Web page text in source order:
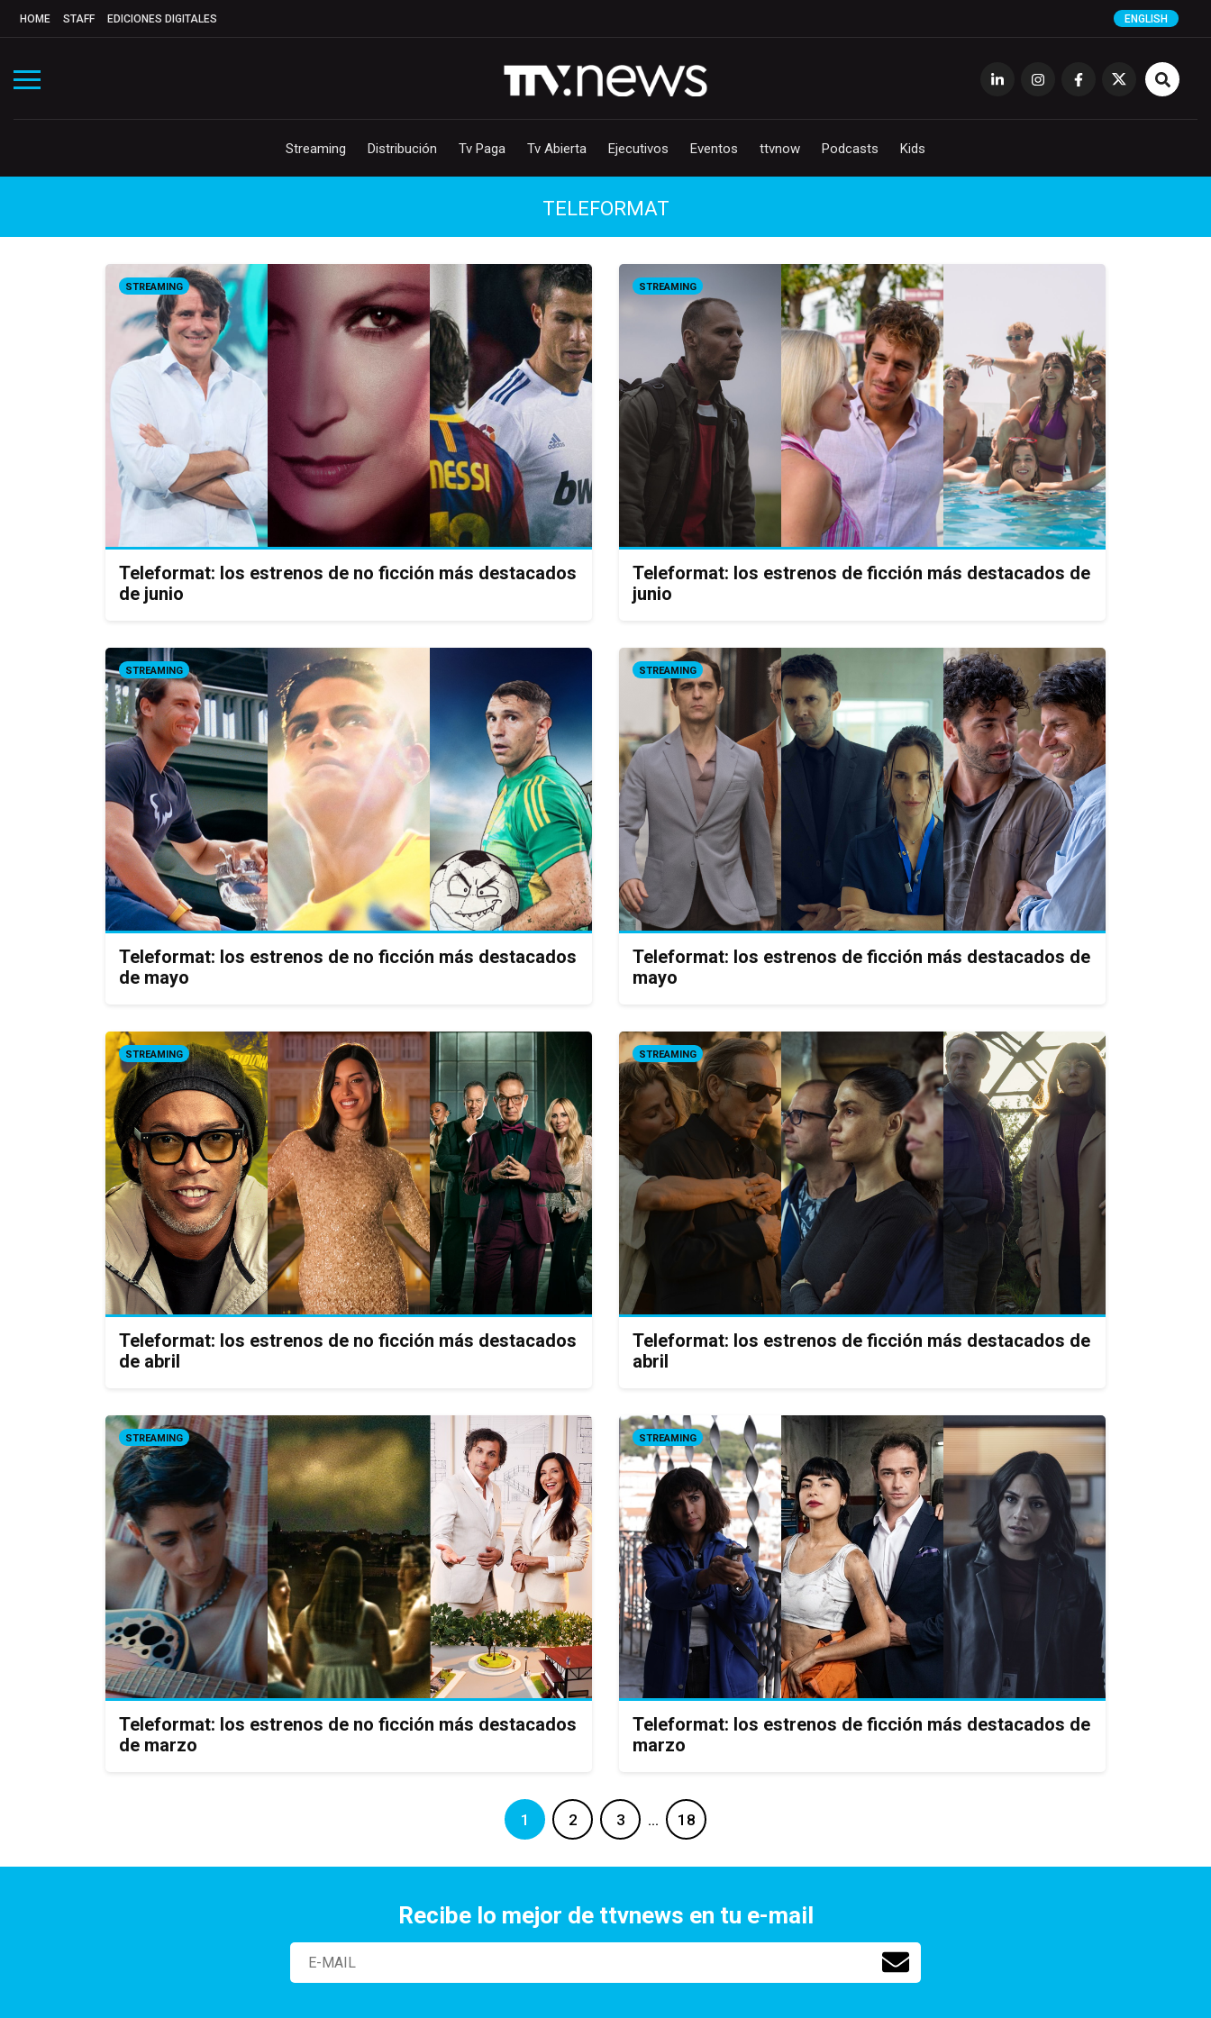
HOME STAFF EDICIONES DIGITALES ENGLISH
Streaming Distribución Tv Paga Tv Abierta Ejecutivos Eventos ttvnow Podcasts Kids
TELEFORMAT
STREAMING
Teleformat: los estrenos de no ficción más destacados
de junio
STREAMING
Teleformat: los estrenos de ficción más destacados de
junio
STREAMING
Teleformat: los estrenos de no ficción más destacados
de mayo
STREAMING
Teleformat: los estrenos de ficción más destacados de
mayo
STREAMING
Teleformat: los estrenos de no ficción más destacados
de abril
STREAMING
Teleformat: los estrenos de ficción más destacados de
abril
STREAMING
Teleformat: los estrenos de no ficción más destacados
de marzo
STREAMING
Teleformat: los estrenos de ficción más destacados de
marzo
1 2 3 … 18
Recibe lo mejor de ttvnews en tu e-mail